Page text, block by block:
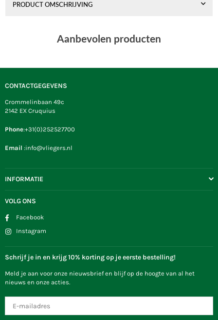
PRODUCT OMSCHRIJVING
Aanbevolen producten
CONTACTGEGEVENS
Crommelinbaan 49c
2142 EX Cruquius
Phone:+31(0)252527700
Email :info@vliegers.nl
INFORMATIE
VOLG ONS
Facebook
Instagram
Schrijf je in en krijg 10% korting op je eerste bestelling!
Meld je aan voor onze nieuwsbrief en blijf op de hoogte van al het
nieuws en onze acties.